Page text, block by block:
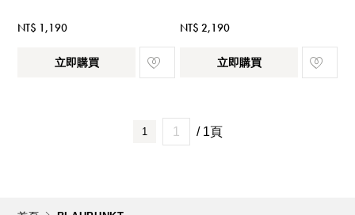
NT$ 1,190
立即購買
NT$ 2,190
立即購買
1 / 1頁